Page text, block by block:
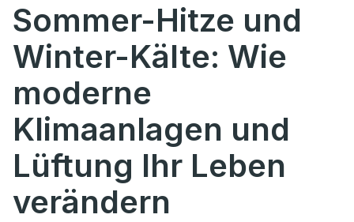
Sommer-Hitze und
Winter-Kälte: Wie
moderne
Klimaanlagen und
Lüftung Ihr Leben
verändern